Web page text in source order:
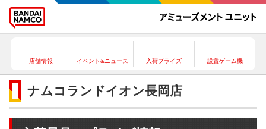
店舗情報 イベント&ニュース 入荷プライズ 設置ゲーム機
ナムコランドイオン長岡店